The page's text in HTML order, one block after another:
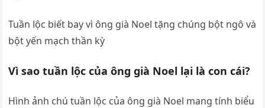
Tuần lộc biết bay vì ông già Noel tặng chúng bột ngô và
bột yến mạch thần kỳ
Vì sao tuần lộc của ông già Noel lại là con cái?
Hình ảnh chú tuần lộc của ông già Noel mang tính biểu